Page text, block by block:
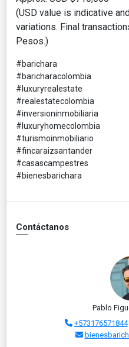
(USD value is indicative
variations. Final
Pesos.)
#barichara
#baricharacolombia
#luxuryrealestate
#realestatecolombia
#inversioninmobiliaria
#luxuryhomecolombia
#turismoinmobiliario
#fincaraizsantander
#casascampestres
#bienesbarichara
Contáctanos
Pablo
+573176571844